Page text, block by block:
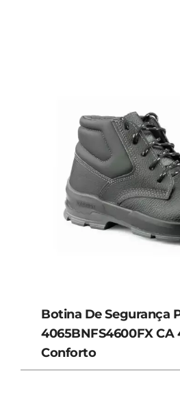
Botina De Segurança
4065BNFS4600FX CA
Conforto